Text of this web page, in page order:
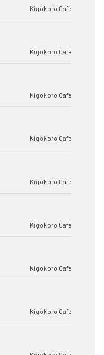
Kigokoro Café
Kigokoro Café
Kigokoro Café
Kigokoro Café
Kigokoro Café
Kigokoro Café
Kigokoro Café
Kigokoro Café